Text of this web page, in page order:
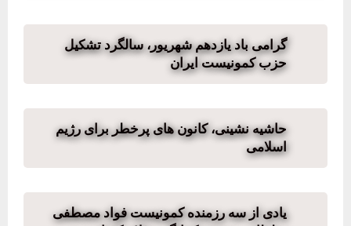
گرامی باد یازدهم شهریور، سالگرد تشکیل
حزب کمونیست ایران
حاشیه نشینی، کانون های پرخطر برای رژیم
اسلامی
یادی از سه رزمنده کمونیست فواد مصطفی